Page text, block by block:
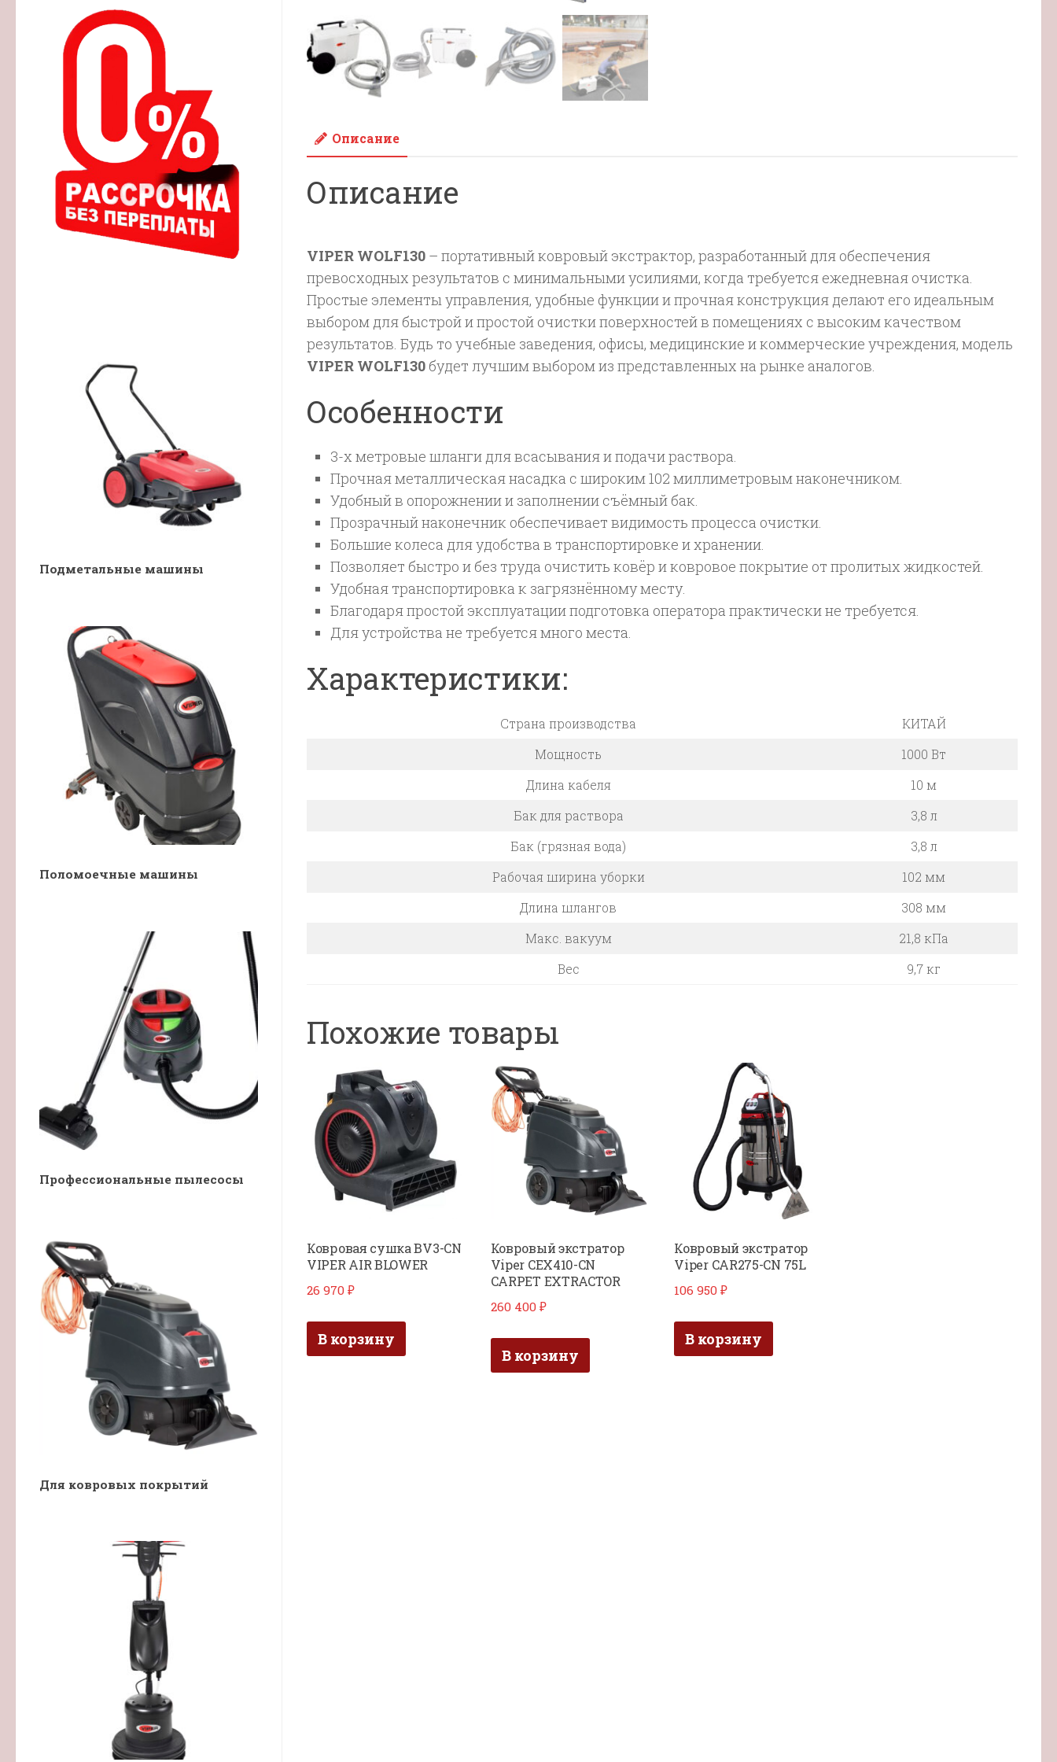
Описание
Описание
VIPER WOLF130 – портативный ковровый экстрактор, разработанный для обеспечения
превосходных результатов с минимальными усилиями, когда требуется ежедневная очистка.
Простые элементы управления, удобные функции и прочная конструкция делают его идеальным
выбором для быстрой и простой очистки поверхностей в помещениях с высоким качеством
результатов. Будь то учебные заведения, офисы, медицинские и коммерческие учреждения, модель
VIPER WOLF130 будет лучшим выбором из представленных на рынке аналогов.
Особенности
3-х метровые шланги для всасывания и подачи раствора.
Прочная металлическая насадка с широким 102 миллиметровым наконечником.
Удобный в опорожнении и заполнении съёмный бак.
Прозрачный наконечник обеспечивает видимость процесса очистки.
Большие колеса для удобства в транспортировке и хранении.
Позволяет быстро и без труда очистить ковёр и ковровое покрытие от пролитых жидкостей.
Удобная транспортировка к загрязнённому месту.
Благодаря простой эксплуатации подготовка оператора практически не требуется.
Для устройства не требуется много места.
Характеристики:
Страна производства
КИТАЙ
Мощность
1000 Вт
Длина кабеля
10 м
Бак для раствора
3,8 л
Бак (грязная вода)
3,8 л
Рабочая ширина уборки
102 мм
Длина шлангов
308 мм
Макс. вакуум
21,8 кПа
Вес
9,7 кг
Похожие товары
Ковровая сушка BV3-CN
VIPER AIR BLOWER
26 970 ₽
В корзину
Ковровый экстратор
Viper CEX410-CN
CARPET EXTRACTOR
260 400 ₽
В корзину
Ковровый экстратор
Viper CAR275-CN 75L
106 950₽
В корзину
Подметальные машины
Поломоечные машины
Профессиональные пылесосы
Для ковровых покрытий